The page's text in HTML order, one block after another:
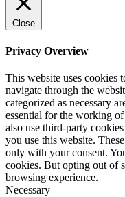
Close
Privacy Overview
This website uses cookies
navigate through the
categorized as necessary
essential for the working
also use third-party
you use this website.
only with your consent.
cookies. But opting out of
browsing experience.
Necessary